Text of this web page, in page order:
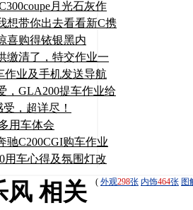
月光石灰作
想带你出去看看新C携
喜购得铱银黑内
缴清了，特交作业一
作业及手机发送导航
，GLA200提车作业给
，超详尽！
用车体会
驰C200CGI购车作业
用车心得及氛围灯改
( 外观298张 内饰464张 图
风 相关